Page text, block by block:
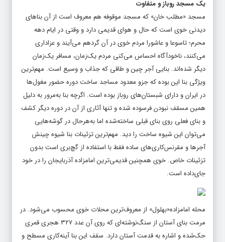
یک مسجد روباز و متفاوت
مسجد «مطلب خان» که مسجد موقوفه هم معروف است از آن بناهای
دیدنی خوی است که حال و هوای قدیمی دارد و وقتی در ایام دهه
محرم؛ تاسوعا و عاشورا مردم خوی در آن گردهم می‌آیند و عزاداری
می‌کنند، ناخودآگاه احساس می‌کنی مردم یک‌زمان، مسافر یک‌زمان
دیگر شده‌اند. بنایی آجر چین و طاقی که جذاب و وسیع است. مهم‌ترین
ویژگی بنا این بوده که جزو معدود مساجد ساخت دوره حضور مغول‌ها
در ایران و دارای شبستان‌های روباز بوده است. اگرچه بنا به‌مرور به دلیل
همین مسقف نبودن فرسوده شده و تنها آثاری از آن در دوره دیگر کشف
و بنای فعلی روی بنای قبلی ساخته‌شده اما به‌هرحال در گوشه‌هایی
می‌توان این شیوه ساخت را دید. مهم‌ترین تزئینات بنا شیوه چینش
آجرها و مقرنس‌کاری‌های ساده فقط با استفاده از گچ‌بری است بدون
تزئینات خاص. خوی همچنین قدیمی‌ترین امامزاده آذربایجان را در خود
جای‌داده است.
محله امامزاده«بهلول» از معروف‌ترین محلات خوی محسوب می‌شود. در
مرمت بنای آستان از سنگ‌نوشته‌ای که روی آن عدد ۳۲۷ هجری قمری
حک‌شده و اشاره به قدمت آستان دارد. سقف این بنا آینه‌کاری مسطح و